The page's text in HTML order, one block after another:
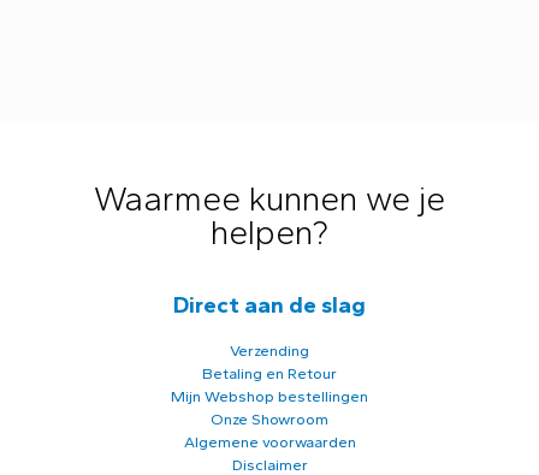
Waarmee kunnen we je
helpen?
Direct aan de slag
Verzending
Betaling en Retour
Mijn Webshop bestellingen
Onze Showroom
Algemene voorwaarden
Disclaimer